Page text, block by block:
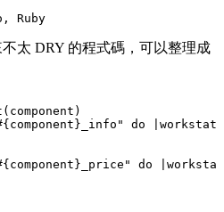
太 DRY 的程式碼，可以整理成
do
do